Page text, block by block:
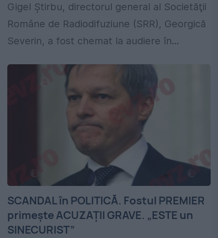
Gigel Știrbu, directorul general al Societăţii
Române de Radiodifuziune (SRR), Georgică
Severin, a fost chemat la audiere în...
SCANDAL în POLITICĂ. Fostul PREMIER
primește ACUZAȚII GRAVE. „ESTE un
SINECURIST”